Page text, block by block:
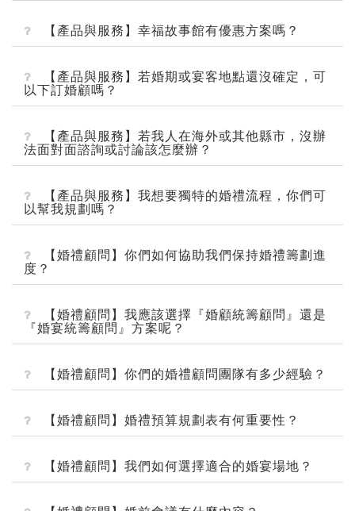
【產品與服務】幸福故事館有優惠方案嗎？
【產品與服務】若婚期或宴客地點還沒確定，可
以下訂婚顧嗎？
【產品與服務】若我人在海外或其他縣市，沒辦
法面對面諮詢或討論該怎麼辦？
【產品與服務】我想要獨特的婚禮流程，你們可
以幫我規劃嗎？
【婚禮顧問】你們如何協助我們保持婚禮籌劃進
度？
【婚禮顧問】我應該選擇『婚顧統籌顧問』還是
『婚宴統籌顧問』方案呢？
【婚禮顧問】你們的婚禮顧問團隊有多少經驗？
【婚禮顧問】婚禮預算規劃表有何重要性？
【婚禮顧問】我們如何選擇適合的婚宴場地？